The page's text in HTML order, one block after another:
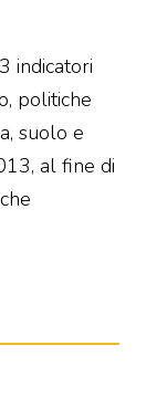
indicatori
politiche
suolo e
al fine di